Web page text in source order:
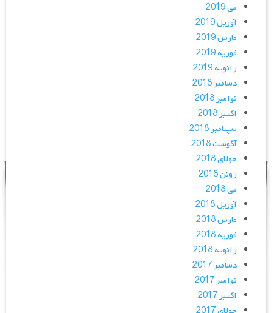
می 2019
آوریل 2019
مارس 2019
فوریه 2019
ژانویه 2019
دسامبر 2018
نوامبر 2018
اکتبر 2018
سپتامبر 2018
آگوست 2018
جولای 2018
ژوئن 2018
می 2018
آوریل 2018
مارس 2018
فوریه 2018
ژانویه 2018
دسامبر 2017
نوامبر 2017
اکتبر 2017